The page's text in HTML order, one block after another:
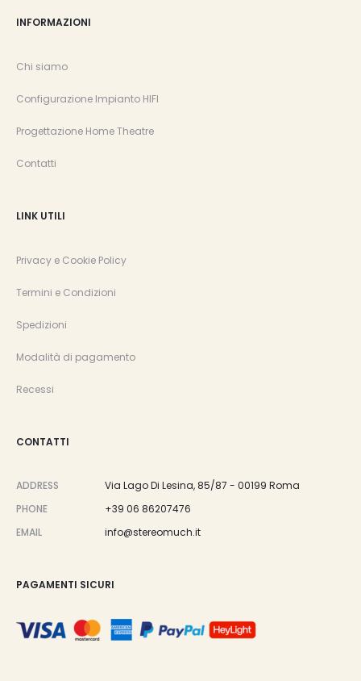
INFORMAZIONI
Chi siamo
Configurazione Impianto HIFI
Progettazione Home Theatre
Contatti
LINK UTILI
Privacy e Cookie Policy
Termini e Condizioni
Spedizioni
Modalità di pagamento
Recessi
CONTATTI
ADDRESS
Via Lago Di Lesina, 85/87 - 00199 Roma
PHONE
+39 06 86207476
EMAIL
info@stereomuch.it
PAGAMENTI SICURI